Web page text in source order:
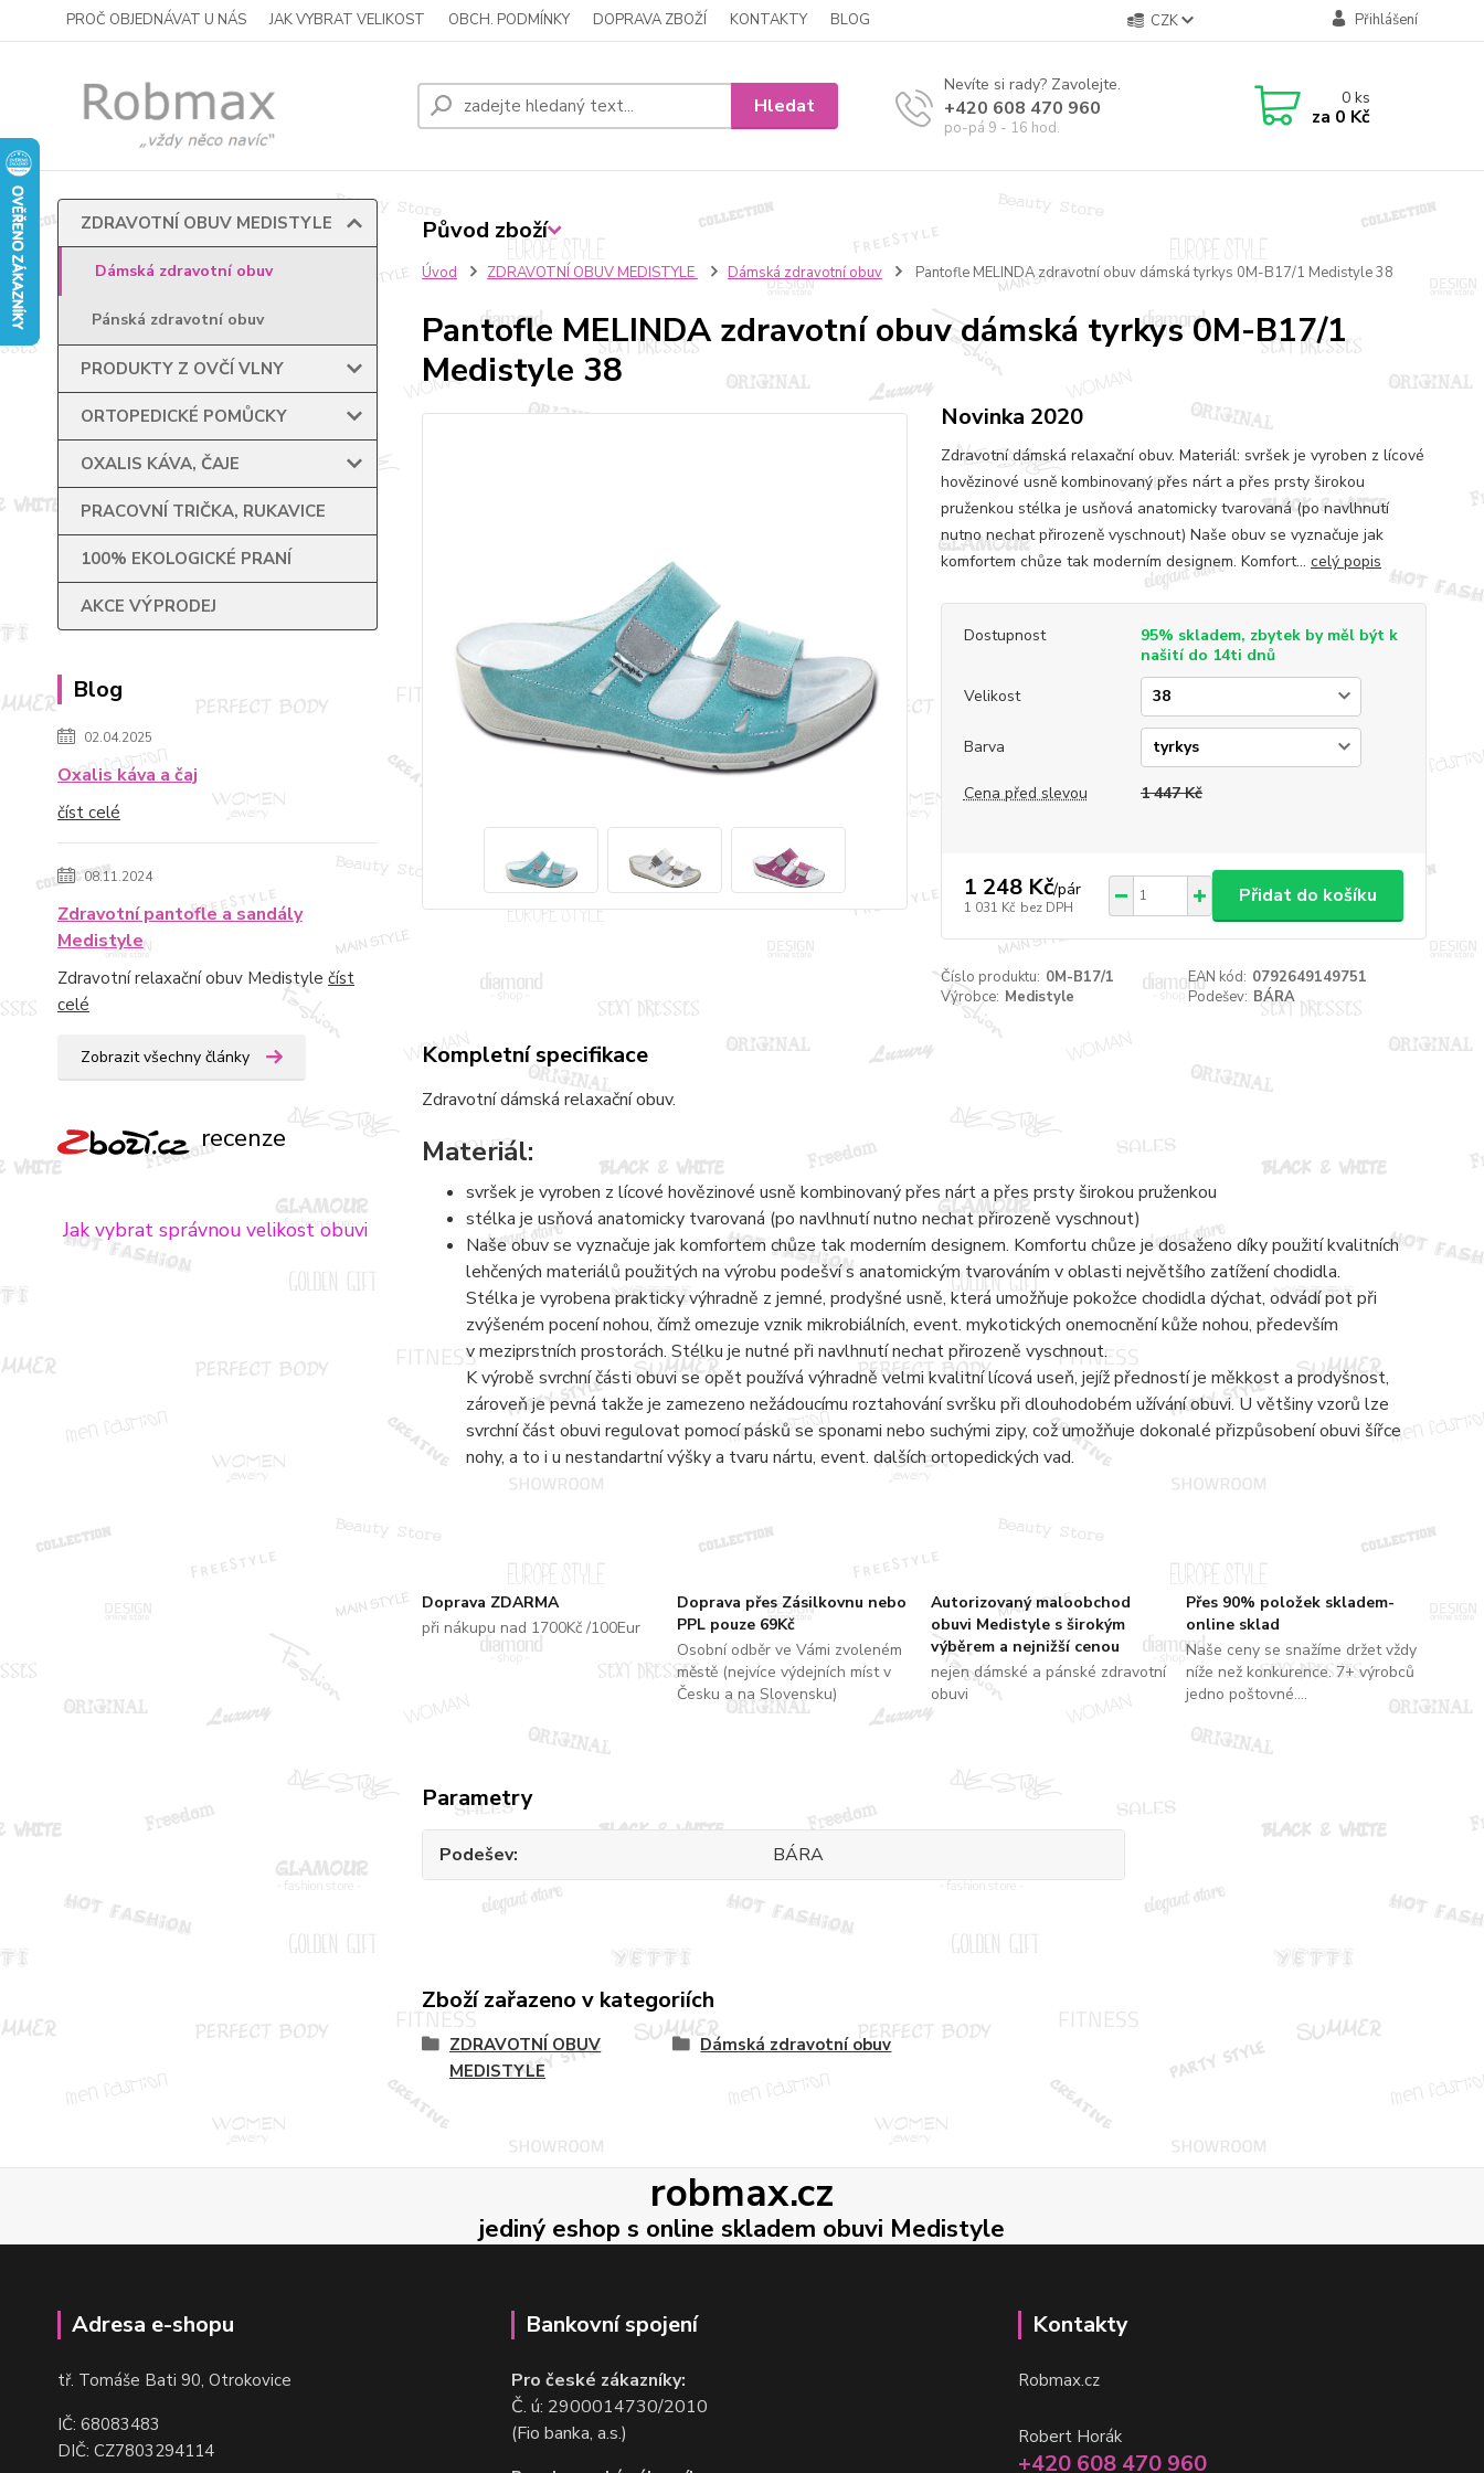
PROČ OBJEDNÁVAT U NÁS JAK VYBRAT VELIKOST OBCH. PODMÍNKY DOPRAVA ZBOŽÍ KONTAKTY BLOG CZK Přihlášení
Hledat
Nevíte si rady? Zavolejte.
+420 608 470 960
po-pá 9 - 16 hod.
0ks
za 0 Kč
ZDRAVOTNÍ OBUV MEDISTYLE
Dámská zdravotní obuv
Pánská zdravotní obuv
PRODUKTY Z OVČÍ VLNY
ORTOPEDICKÉ POMŮCKY
OXALIS KÁVA, ČAJE
PRACOVNÍ TRIČKA, RUKAVICE
100% EKOLOGICKÉ PRANÍ
AKCE VÝPRODEJ
Blog
02.04.2025
Oxalis káva a čaj
číst celé
08.11.2024
Zdravotní pantofle a sandály
Medistyle
Zdravotní relaxační obuv Medistyle číst
celé
Zobrazit všechny články
recenze
Jak vybrat správnou velikost obuvi
Úvod ZDRAVOTNÍ OBUV MEDISTYLE Dámská zdravotní obuv Pantofle MELINDA zdravotní obuv dámská tyrkys 0M-B17/1 Medistyle 38
Pantofle MELINDA zdravotní obuv dámská tyrkys 0M-B17/1
Medistyle 38
Novinka 2020
Zdravotní dámská relaxační obuv. Materiál: svršek je vyroben z lícové
hovězinové usně kombinovaný přes nárt a přes prsty širokou
pruženkou stélka je usňová anatomicky tvarovaná (po navlhnutí
nutno nechat přirozeně vyschnout) Naše obuv se vyznačuje jak
komfortem chůze tak moderním designem. Komfort... celý popis
Dostupnost
95% skladem, zbytek by měl být k
našití do 14ti dnů
Velikost
Barva
Cena před slevou 1 447 Kč
1 248 Kč/pár
1 031 Kč bez DPH
Přidat do košíku
Číslo produktu: 0M-B17/1 EAN kód: 0792649149751
Výrobce: Medistyle Podešev: BÁRA
Doprava ZDARMA
při nákupu nad 1700Kč /100Eur
Doprava přes Zásilkovnu nebo
PPL pouze 69Kč
Osobní odběr ve Vámi zvoleném
městě (nejvíce výdejních míst v
Česku a na Slovensku)
Autorizovaný maloobchod
obuvi Medistyle s širokým
výběrem a nejnižší cenou
nejen dámské a pánské zdravotní
obuvi
Přes 90% položek skladem-
online sklad
Naše ceny se snažíme držet vždy
níže než konkurence. 7+ výrobců
jedno poštovné....
Kompletní specifikace
Zdravotní dámská relaxační obuv.
Materiál:
svršek je vyroben z lícové hovězinové usně kombinovaný přes nárt a přes prsty širokou pruženkou
stélka je usňová anatomicky tvarovaná (po navlhnutí nutno nechat přirozeně vyschnout)
Naše obuv se vyznačuje jak komfortem chůze tak moderním designem. Komfortu chůze je dosaženo díky použití kvalitních
lehčených materiálů použitých na výrobu podešví s anatomickým tvarováním v oblasti největšího zatížení chodidla.
Stélka je vyrobena prakticky výhradně z jemné, prodyšné usně, která umožňuje pokožce chodidla dýchat, odvádí pot při
zvýšeném pocení nohou, čímž omezuje vznik mikrobiálních, event. mykotických onemocnění kůže nohou, především
v meziprstních prostorách. Stélku je nutné při navlhnutí nechat přirozeně vyschnout.
K výrobě svrchní části obuvi se opět používá výhradně velmi kvalitní lícová useň, jejíž předností je měkkost a prodyšnost,
zároveň je pevná takže je zamezeno nežádoucímu roztahování svršku při dlouhodobém užívání obuvi. U většiny vzorů lze
svrchní část obuvi regulovat pomocí pásků se sponami nebo suchými zipy, což umožňuje dokonalé přizpůsobení obuvi šířce
nohy, a to i u nestandartní výšky a tvaru nártu, event. dalších ortopedických vad.
Původ zboží
Parametry
Podešev BÁRA
Zboží zařazeno v kategoriích
ZDRAVOTNÍ OBUV
MEDISTYLE
Dámská zdravotní obuv
robmax.cz
jediný eshop s online skladem obuvi Medistyle
Adresa e-shopu
tř. Tomáše Bati 90, Otrokovice
IČ: 68083483
DIČ: CZ7803294114
Bankovní spojení
Pro české zákazníky:
Č. ú: 2900014730/2010
(Fio banka, a.s.)
Kontakty
Robmax.cz
Robert Horák
+420 608 470 960